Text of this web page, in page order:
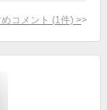
コメント (1 件) >